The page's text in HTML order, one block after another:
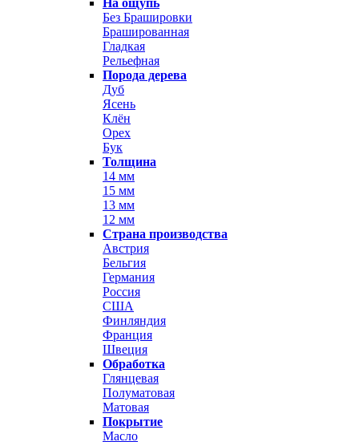
На ощупь
Без Брашировки
Брашированная
Гладкая
Рельефная
Порода дерева
Дуб
Ясень
Клён
Орех
Бук
Толщина
14 мм
15 мм
13 мм
12 мм
Страна производства
Австрия
Бельгия
Германия
Россия
США
Финляндия
Франция
Швеция
Обработка
Глянцевая
Полуматовая
Матовая
Покрытие
Масло